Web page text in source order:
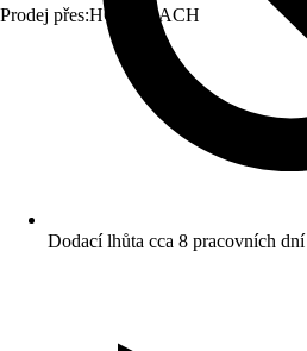
Prodej přes:HORNBACH
Dodací lhůta cca 8 pracovních dní